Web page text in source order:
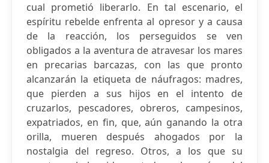
cual prometió liberarlo. En tal escenario, el
espíritu rebelde enfrenta al opresor y a causa
de la reacción, los perseguidos se ven
obligados a la aventura de atravesar los mares
en precarias barcazas, con las que pronto
alcanzarán la etiqueta de náufragos: madres,
que pierden a sus hijos en el intento de
cruzarlos, pescadores, obreros, campesinos,
expatriados, en fin, que, aún ganando la otra
orilla, mueren después ahogados por la
nostalgia del regreso. Otros, a los que su